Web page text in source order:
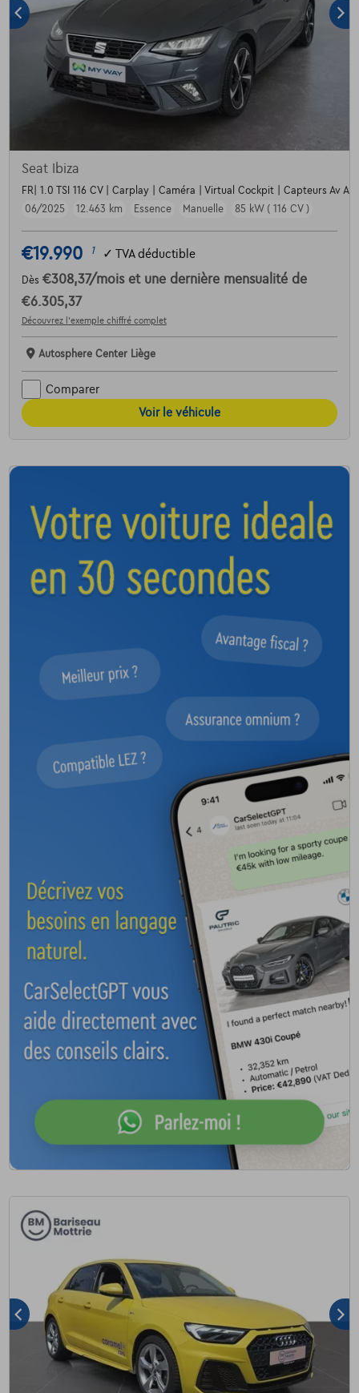
Seat Ibiza
FR| 1.0 TSI 116 CV | Carplay | Caméra | Virtual Cockpit | Capteurs Av Ar
06/2025
12.463 km Essence Manuelle 85 kW ( 116 CV )
€19.990 1 ✓ TVA déductible
Dès €308,37/mois et une dernière mensualité de
€6.305,37
Découvrez l’exemple chiffré complet
Autosphere Center Liège
Comparer
Voir le véhicule